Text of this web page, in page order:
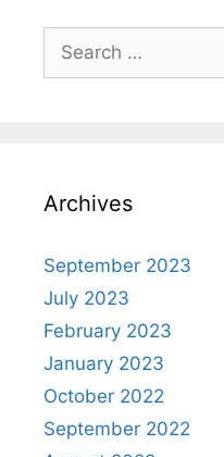
Archives
September 2023
July 2023
February 2023
January 2023
October 2022
September 2022